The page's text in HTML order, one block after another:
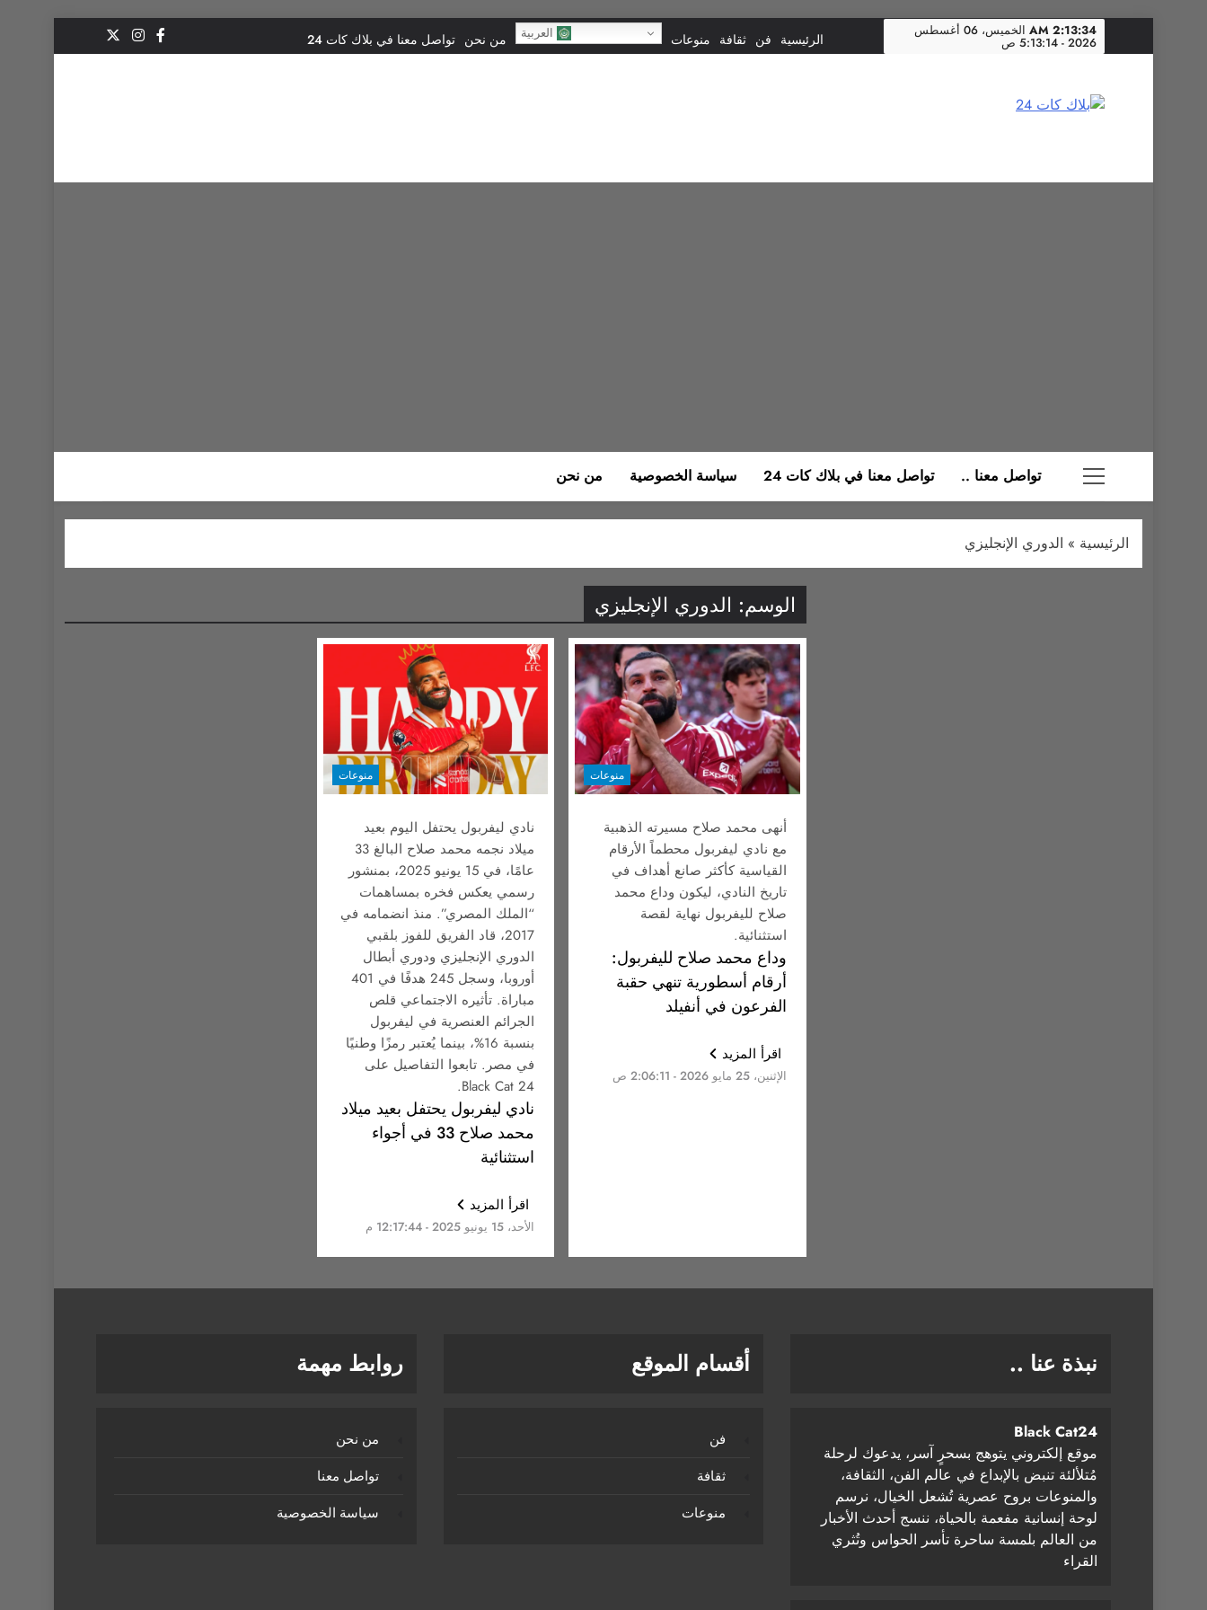
to
2:13:34 AM الخميس، 06 أغسطس
2026 - 5:13:14 ص الرئيسية فن ثقافة منوعات العربية من نحن تواصل معنا في بلاك كات 24
تواصل معنا .. تواصل معنا في بلاك كات 24 سياسة الخصوصية من نحن
الرئيسية » الدوري الإنجليزي
الوسم: الدوري الإنجليزي
منوعات
أنهى محمد صلاح مسيرته الذهبية
مع نادي ليفربول محطماً الأرقام
القياسية كأكثر صانع أهداف في
تاريخ النادي، ليكون وداع محمد
صلاح لليفربول نهاية لقصة
استثنائية.
وداع محمد صلاح لليفربول:
أرقام أسطورية تنهي حقبة
الفرعون في أنفيلد
اقرأ المزيد
الإثنين، 25 مايو 2026 - 2:06:11 ص
منوعات
نادي ليفربول يحتفل اليوم بعيد
ميلاد نجمه محمد صلاح البالغ 33
عامًا، في 15 يونيو 2025، بمنشور
رسمي يعكس فخره بمساهمات
“الملك المصري”. منذ انضمامه في
2017، قاد الفريق للفوز بلقبي
الدوري الإنجليزي ودوري أبطال
أوروبا، وسجل 245 هدفًا في 401
مباراة. تأثيره الاجتماعي قلص
الجرائم العنصرية في ليفربول
بنسبة 16%، بينما يُعتبر رمزًا وطنيًا
في مصر. تابعوا التفاصيل على
Black Cat 24.
نادي ليفربول يحتفل بعيد ميلاد
محمد صلاح 33 في أجواء
استثنائية
اقرأ المزيد
الأحد، 15 يونيو 2025 - 12:17:44 م
نبذة عنا ..
Black Cat24
موقع إلكتروني يتوهج بسحرٍ آسر، يدعوك لرحلة
مُتلألئة تنبض بالإبداع في عالم الفن، الثقافة،
والمنوعات بروح عصرية تُشعل الخيال، نرسم
لوحة إنسانية مفعمة بالحياة، ننسج أحدث الأخبار
من العالم بلمسة ساحرة تأسر الحواس وتُثري
القراء
أقسام الموقع
فن
ثقافة
منوعات
روابط مهمة
من نحن
تواصل معنا
سياسة الخصوصية